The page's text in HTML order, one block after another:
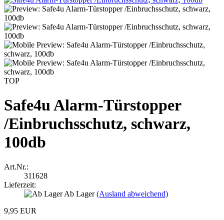
TOP
Safe4u Alarm-Türstopper
/Einbruchsschutz, schwarz,
100db
Art.Nr.:
311628
Lieferzeit:
Ab Lager(Ausland abweichend)
9,95 EUR